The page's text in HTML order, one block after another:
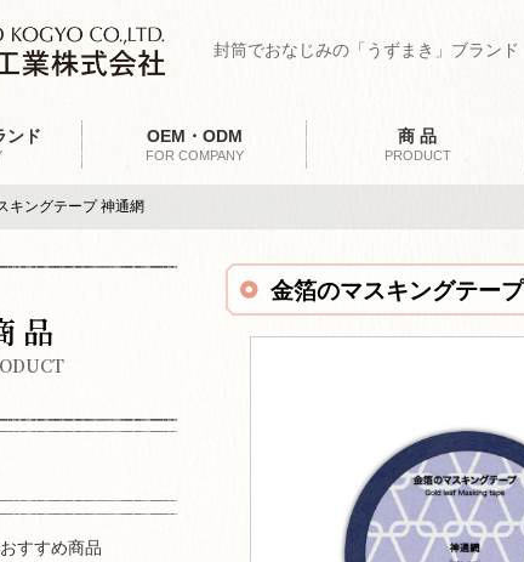
封筒でおなじみの「うずまき」ブランド
ンド OEM・ODM
FOR COMPANY
商 品
PRODUCT
キングテープ 神通網
品
すすめ商品
金箔のマスキングテー